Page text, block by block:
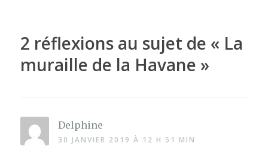
2 réflexions au sujet de « La
muraille de la Havane »
Delphine
30 JANVIER 2019 À 12 H 51 MIN